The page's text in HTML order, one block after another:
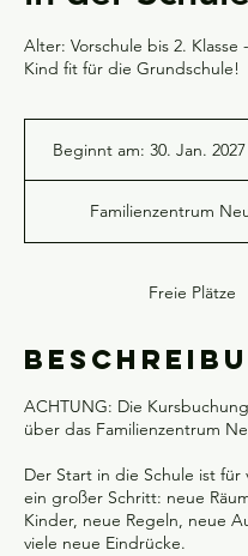
Alter: Vorschule bis 2. Klasse
Kind fit für die Grundschule!
Beginnt am: 30. Jan. 2027
i
0
Familienzentrum
Freie Plätze
ACHTUNG: Die
über das Familienzentrum
Der Start in die Schule ist für
ein großer Schritt: neue
Kinder, neue Regeln, neue
viele neue Eindrücke.